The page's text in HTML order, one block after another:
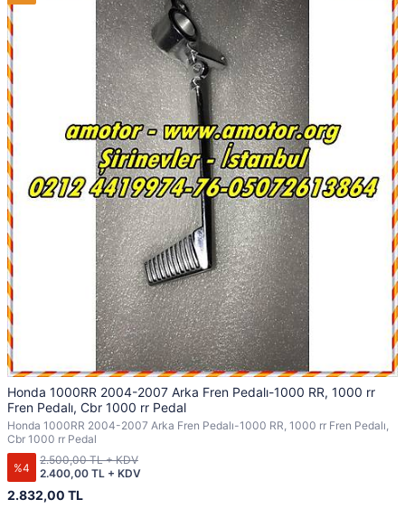
Honda 1000RR 2004-2007 Arka Fren Pedalı-1000 RR, 1000 rr
Fren Pedalı, Cbr 1000 rr Pedal
Honda 1000RR 2004-2007 Arka Fren Pedalı-1000 RR, 1000 rr Fren Pedalı,
Cbr 1000 rr Pedal
%4
2.832,00 TL
2.400,00 TL + KDV
2.500,00 TL + KDV